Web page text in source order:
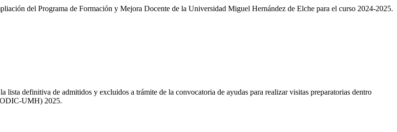
del Programa de Formación y Mejora Docente de la Universidad Miguel Hernández de Elche para el curso 2024-2025.
definitiva de admitidos y excluidos a trámite de la convocatoria de ayudas para realizar visitas preparatorias dentro
UMH) 2025.